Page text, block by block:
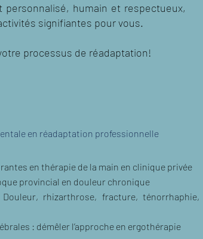
personnalisé, humain et respectueux,
signifiantes pour vous.
processus de réadaptation!
en réadaptation professionnelle
en thérapie de la main en clinique privée
provincial en douleur chronique
rhizarthrose, fracture, ténorrhaphie,
: démêler l’approche en ergothérapie